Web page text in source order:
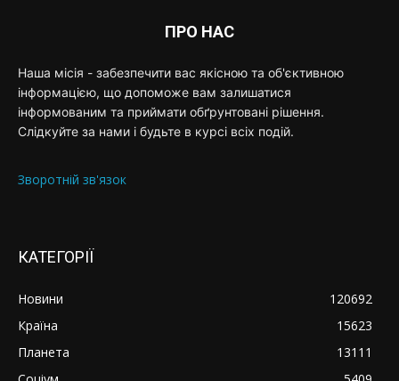
ПРО НАС
Наша місія - забезпечити вас якісною та об'єктивною
інформацією, що допоможе вам залишатися
інформованим та приймати обґрунтовані рішення.
Слідкуйте за нами і будьте в курсі всіх подій.
Зворотній зв'язок
КАТЕГОРІЇ
Новини
120692
Країна
15623
Планета
13111